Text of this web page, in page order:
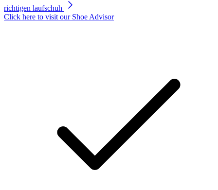
richtigen laufschuh
Click here to visit our Shoe Advisor